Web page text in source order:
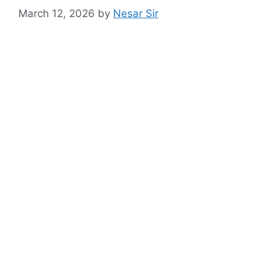
March 12, 2026 by Nesar Sir